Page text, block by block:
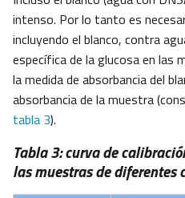
intenso. Por lo tanto es
incluyendo el blanco, contra
específica de la glucosa en las
la medida de absorbancia del
absorbancia de la muestra
tabla 3).
Tabla 3: curva de
las muestras de diferentes